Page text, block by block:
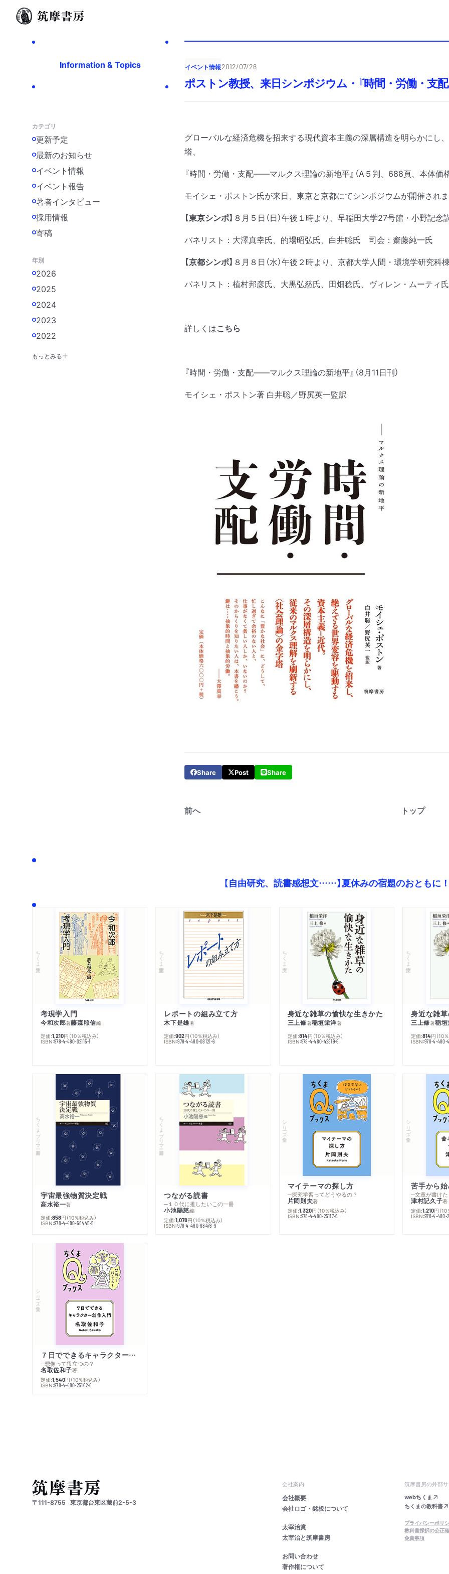
Information & Topics
カテゴリ
更新予定
最新のお知らせ
イベント情報
イベント報告
著者インタビュー
採用情報
寄稿
年別
2026
2025
2024
2023
2022
もっとみる
イベント情報2012/07/26
ポストン教授、来日シンポジウム・『時間・労働・支配
グローバルな経済危機を招来する現代資本主義の深層構造を明らかにし
塔、
『時間・労働・支配——マルクス理論の新地平』（A５判、688頁、本体価
モイシェ・ポストン氏が来日、東京と京都にてシンポジウムが開催され
【東京シンポ】 ８月５日（日）午後１時より、早稲田大学27号館・小野記念
パネリスト：大澤真幸氏、的場昭弘氏、白井聡氏 司会：齋藤純一氏
【京都シンポ】 ８月８日（水）午後２時より、京都大学人間・環境学研究科
パネリスト：植村邦彦氏、大黒弘慈氏、田畑稔氏、ヴィレン・ムーテ
詳しくはこちら
『時間・労働・支配——マルクス理論の新地平』（8月11日刊）
モイシェ・ポストン著 白井聡／野尻英一監訳
Share Post Share
前へ トップ
【自由研究、読書感想文……】夏休みの宿題のおともに
ちくま文庫
考現学入門
今和次郎著藤森照信編
定価:1,210円 （10％税込み）
ISBN:978-4-480-02115-1
ちくま学芸文庫
レポートの組み立て方
木下是雄著
定価:902円 （10％税込み）
ISBN:978-4-480-08121-6
ちくま文庫
身近な雑草の愉快な生きかた
三上修著稲垣栄洋著
定価:814円 （10％税込み）
ISBN:978-4-480-42819-6
ちくま文庫
身近な雑
三上修著稲
定価:814円 （10
ISBN:978-4-480-
ちくまプリマー新書
宇宙最強物質決定戦
高水裕一著
定価:858円 （10％税込み）
ISBN:978-4-480-68445-5
ちくまプリマー新書
つながる読書
─１０代に推したいこの一冊
小池陽慈編
定価:1,078円 （10％税込み）
ISBN:978-4-480-68476-9
シリーズ・全集
マイテーマの探し方
─探究学習ってどうやるの？
片岡則夫著
定価:1,320円 （10％税込み）
ISBN:978-4-480-25117-6
シリーズ・全集
苦手から
─文章が書け
津村記久子著
定価:1,210円 （
ISBN:978-4-480-
シリーズ・全集
７日でできるキャラクター創作入門
─想像って役立つの？
名取佐和子著
定価:1,540円 （10％税込み）
ISBN:978-4-480-25162-6
〒111-8755 東京都台東区蔵前2-5-3
会社案内
会社概要
会社ロゴ・銘板について
太宰治賞
太宰治と筑摩書房
お問い合わせ
著作権について
筑摩書房の外部
webちくま
ちくまの教科書
プライバシーポリ
教科書採択の公正
免責事項